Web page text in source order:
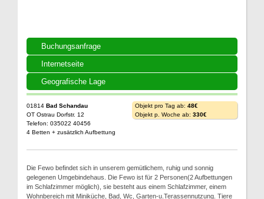
Buchungsanfrage
Internetseite
Geografische Lage
01814 Bad Schandau
OT Ostrau Dorfstr. 12
Telefon: 035022 40456
4 Betten + zusätzlich Aufbettung
Objekt pro Tag ab: 48€
Objekt p. Woche ab: 330€
Die Fewo befindet sich in unserem gemütlichem, ruhig und sonnig
gelegenen Umgebindehaus. Die Fewo ist für 2 Personen(2 Aufbettungen
im Schlafzimmer möglich), sie besteht aus einem Schlafzimmer, einem
Wohnbereich mit Miniküche, Bad, Wc, Garten-u.Terassennutzung. Tiere